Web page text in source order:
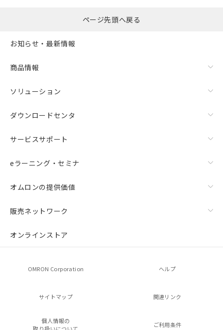
ページ先頭へ戻る
お知らせ・最新情報
商品情報
ソリューション
ダウンロードセンタ
サービスサポート
eラーニング・セミナ
オムロンの提供価値
販売ネットワーク
オンラインストア
OMRON Corporation ヘルプ
サイトマップ 関連リンク
個人情報の
ご利用条件